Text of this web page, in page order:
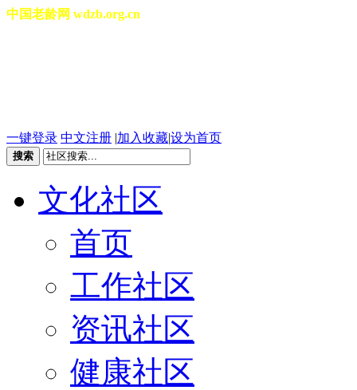
中国老龄网 wdzb.org.cn
一键登录 中文注册 |加入收藏|设为首页
搜索
文化社区
首页
工作社区
资讯社区
健康社区